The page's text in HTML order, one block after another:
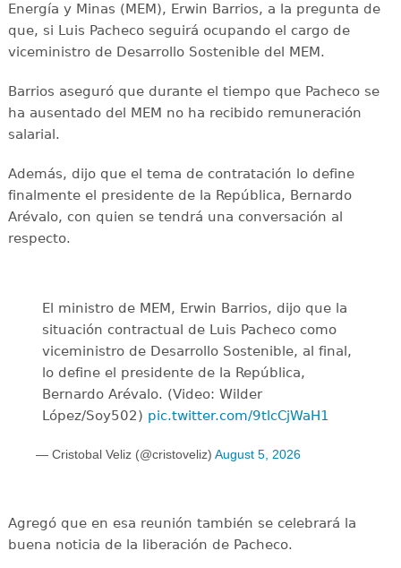
Energía y Minas (MEM), Erwin Barrios, a la pregunta de
que, si Luis Pacheco seguirá ocupando el cargo de
viceministro de Desarrollo Sostenible del MEM.
Barrios aseguró que durante el tiempo que Pacheco se
ha ausentado del MEM no ha recibido remuneración
salarial.
Además, dijo que el tema de contratación lo define
finalmente el presidente de la República, Bernardo
Arévalo, con quien se tendrá una conversación al
respecto.
El ministro de MEM, Erwin Barrios, dijo que la
situación contractual de Luis Pacheco como
viceministro de Desarrollo Sostenible, al final,
lo define el presidente de la República,
Bernardo Arévalo. (Video: Wilder
López/Soy502) pic.twitter.com/9tlcCjWaH1
— Cristobal Veliz (@cristoveliz) August 5, 2026
Agregó que en esa reunión también se celebrará la
buena noticia de la liberación de Pacheco.